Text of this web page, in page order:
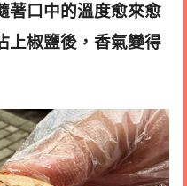
著口中的溫度愈來愈
上椒鹽後，香氣變得